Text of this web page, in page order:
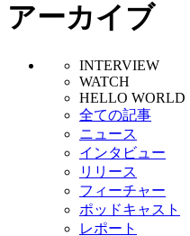
アーカイブ
INTERVIEW
WATCH
HELLO WORLD
全ての記事
ニュース
インタビュー
リリース
フィーチャー
ポッドキャスト
レポート